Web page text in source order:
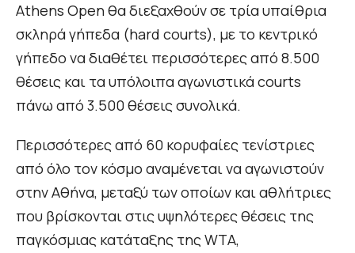
Athens Open θα διεξαχθούν σε τρία υπαίθρια
σκληρά γήπεδα (hard courts), με το κεντρικό
γήπεδο να διαθέτει περισσότερες από 8.500
θέσεις και τα υπόλοιπα αγωνιστικά courts
πάνω από 3.500 θέσεις συνολικά.
Περισσότερες από 60 κορυφαίες τενίστριες
από όλο τον κόσμο αναμένεται να αγωνιστούν
στην Αθήνα, μεταξύ των οποίων και αθλήτριες
που βρίσκονται στις υψηλότερες θέσεις της
παγκόσμιας κατάταξης της WTA,